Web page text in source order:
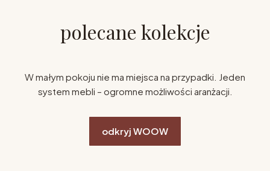
polecane kolekcje
W małym pokoju nie ma miejsca na przypadki. Jeden
system mebli – ogromne możliwości aranżacji.
odkryj WOOW